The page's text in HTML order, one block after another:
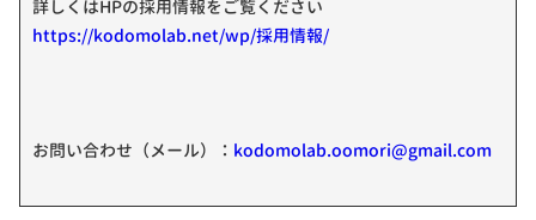
詳しくはHPの採用情報をご覧ください
https://kodomolab.net/wp/採用情報/
お問い合わせ（メール）： kodomolab.oomori@gmail.com